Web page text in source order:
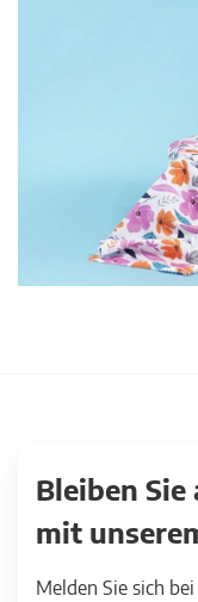
Bleiben
mit
Melden Sie sich